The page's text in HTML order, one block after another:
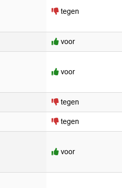
tegen
voor
voor
tegen
tegen
voor